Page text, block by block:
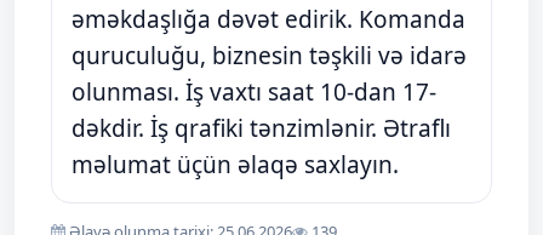
əməkdaşlığa dəvət edirik. Komanda
quruculuğu, biznesin təşkili və idarə
olunması. İş vaxtı saat 10-dan 17-
dəkdir. İş qrafiki tənzimlənir. Ətraflı
məlumat üçün əlaqə saxlayın.